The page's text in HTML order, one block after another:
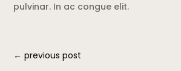
pulvinar. In ac congue elit.
←previous post